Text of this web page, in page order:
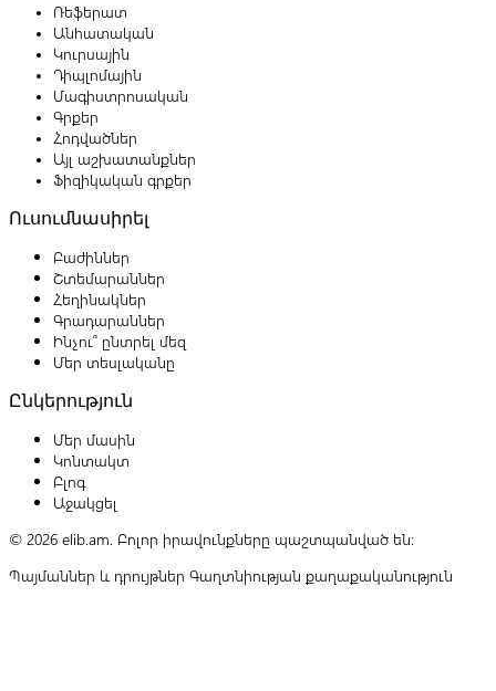
Ռեֆերատ
Անհատական
Կուրսային
Դիպլոմային
Մագիստրոսական
Գրքեր
Հոդվածներ
Այլ աշխատանքներ
Ֆիզիկական գրքեր
Ուսումնասիրել
Բաժիններ
Շտեմարաններ
Հեղինակներ
Գրադարաններ
Ինչու՞ ընտրել մեզ
Մեր տեսլականը
Ընկերություն
Մեր մասին
Կոնտակտ
Բլոգ
Աջակցել
© 2026 elib.am. Բոլոր իրավունքները պաշտպանված են:
Պայմաններ և դրույթներ Գաղտնիության քաղաքականություն